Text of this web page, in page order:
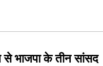
से भाजपा के तीन सांसद